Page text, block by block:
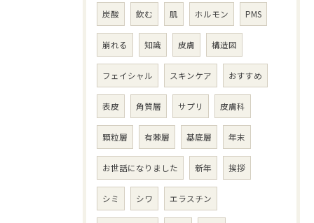
炭酸 飲む 肌 ホルモン PMS
崩れる 知識 皮膚 構造図
フェイシャル スキンケア おすすめ
表皮 角質層 サプリ 皮膚科
顆粒層 有棘層 基底層 年末
お世話になりました 新年 挨拶
シミ シワ エラスチン